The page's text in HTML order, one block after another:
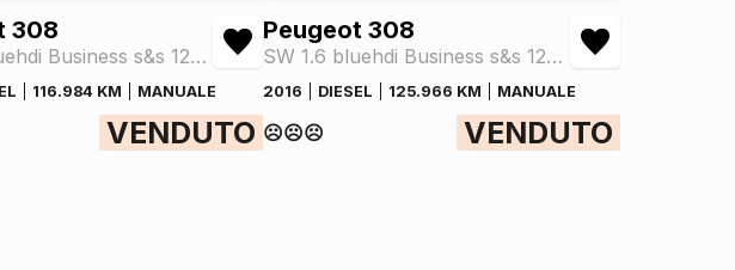
308
SW 1.6 bluehdi Business s&s 120cv
116.984 KM MANUALE
VENDUTO
Peugeot 308
SW 1.6 bluehdi Business s&s 120cv
2016 DIESEL 125.966 KM MANUALE
☹️☹️☹️ VENDUTO